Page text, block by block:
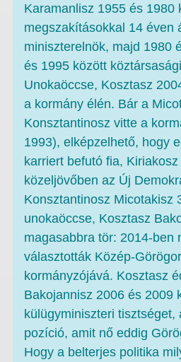
Karamanlisz 1955 és 1980
megszakításokkal 14 éven
miniszterelnök, majd 1980
és 1995 között
Unokaöccse, Kosztasz
a kormány élén. Bár a
Konsztantinosz vitte a
1993), elképzelhető, hogy
karriert befutó fia, Kiriakosz
közeljövőben az Új
Konsztantinosz Micotakisz
unokaöccse, Kosztasz
magasabbra tör: 2014-ben
választották Közép-
kormányzójává. Kosztasz
Bakojannisz 2006 és 2009
külügyminiszteri tisztséget,
pozíció, amit nő eddig
Hogy a belterjes politika